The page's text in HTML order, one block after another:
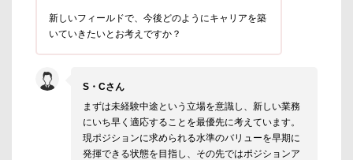
新しいフィールドで、今後どのようにキャリアを築
いていきたいとお考えですか？
S・Cさん
まずは未経験中途という立場を意識し、新しい業務
にいち早く適応することを最優先に考えています。
現ポジションに求められる水準のバリューを早期に
発揮できる状態を目指し、その先ではポジションア